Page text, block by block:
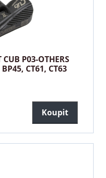
P03-OTHERS
CT61, CT63
Koupit